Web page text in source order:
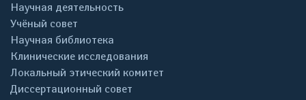
Научная деятельность
Учёный совет
Научная библиотека
Клинические исследования
Локальный этический комитет
Диссертационный совет